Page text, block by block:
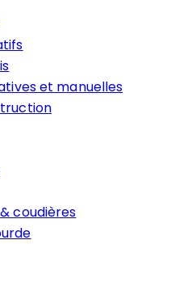
et manuelles
coudières